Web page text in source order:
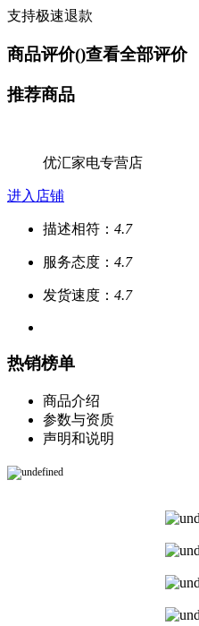
支持极速退款
商品评价()查看全部评价
推荐商品
优汇家电专营店
进入店铺
描述相符： 4.7
服务态度： 4.7
发货速度： 4.7
热销榜单
商品介绍
参数与资质
声明和说明